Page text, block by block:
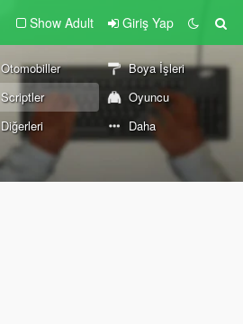
Show Adult Giriş Yap
Otomobiller
Boya İşleri
Scriptler
Oyuncu
Diğerleri Daha